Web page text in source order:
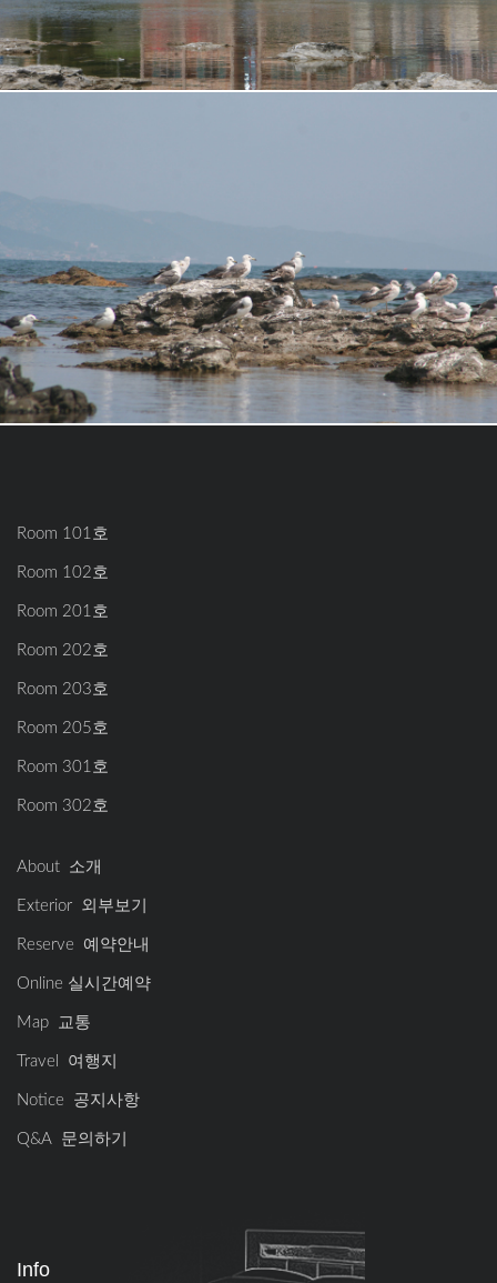
Room 101호
Room 102호
Room 201호
Room 202호
Room 203호
Room 205호
Room 301호
Room 302호
About 소개
Exterior 외부보기
Reserve 예약안내
Online 실시간예약
Map 교통
Travel 여행지
Notice 공지사항
Q&A 문의하기
Info